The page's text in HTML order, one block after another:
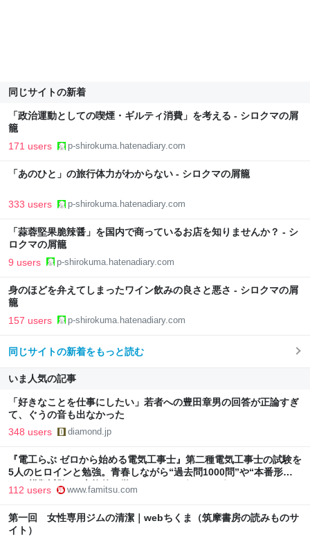
同じサイトの新着
「政治運動としての喫煙・ギルティ消費」を考える - シロクマの屑
籠
171 users p-shirokuma.hatenadiary.com
「あのひと」の旅行体力がわからない - シロクマの屑籠
333 users p-shirokuma.hatenadiary.com
「蒜蓉堅果脆辣醤」を国内で商っているお店を知りませんか？ - シ
ロクマの屑籠
9 users p-shirokuma.hatenadiary.com
身のほどを弁えてしまったワイン飲みの良さと悪さ - シロクマの屑
籠
157 users p-shirokuma.hatenadiary.com
同じサイトの新着をもっと読む
いま人気の記事
「好きなことを仕事にしたい」若者への豊田章男の回答が正論すぎ
て、ぐうの音も出なかった
348 users diamond.jp
『電工らぶ ゼロから始める電気工事士』第二種電気工事士の試験を
5人のヒロインと勉強。青春しながら“過去問1000問”や“本番形式
CBT模擬試験”で本格的に学べるノベルゲーム | ゲーム・エンタメ
最新情報のファミ通.com
112 users www.famitsu.com
第一回 女性専用ジムの清潔｜webちくま（筑摩書房の読みものサ
イト）